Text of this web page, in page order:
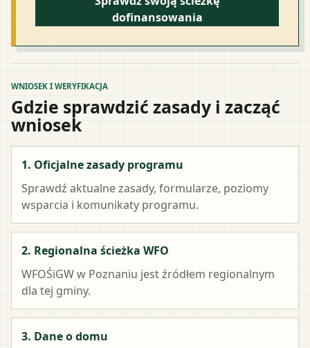
dofinansowania
WNIOSEK I WERYFIKACJA
Gdzie sprawdzić zasady i zacząć
wniosek
1. Oficjalne zasady programu
Sprawdź aktualne zasady, formularze, poziomy
wsparcia i komunikaty programu.
2. Regionalna ścieżka WFO
WFOŚiGW w Poznaniu jest źródłem regionalnym
dla tej gminy.
3. Dane o domu